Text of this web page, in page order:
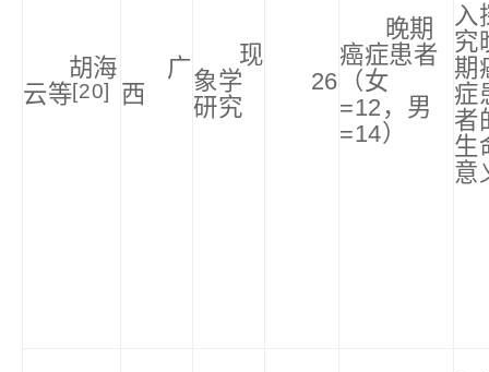
胡海
云等[20]
广
西
现
象学
研究
26
晚期
癌症患者
（女
=12，男
=14）
入
究
期
症
者
生
意